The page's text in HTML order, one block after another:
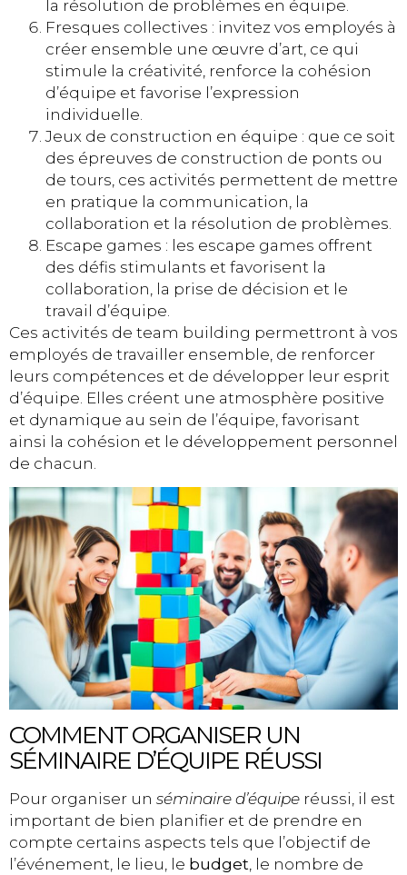
la résolution de problèmes en équipe.
Fresques collectives : invitez vos employés à
créer ensemble une œuvre d’art, ce qui
stimule la créativité, renforce la cohésion
d’équipe et favorise l’expression
individuelle.
Jeux de construction en équipe : que ce soit
des épreuves de construction de ponts ou
de tours, ces activités permettent de mettre
en pratique la communication, la
collaboration et la résolution de problèmes.
Escape games : les escape games offrent
des défis stimulants et favorisent la
collaboration, la prise de décision et le
travail d’équipe.
Ces activités de team building permettront à vos
employés de travailler ensemble, de renforcer
leurs compétences et de développer leur esprit
d’équipe. Elles créent une atmosphère positive
et dynamique au sein de l’équipe, favorisant
ainsi la cohésion et le développement personnel
de chacun.
COMMENT ORGANISER UN
SÉMINAIRE D’ÉQUIPE RÉUSSI
Pour organiser un séminaire d’équipe réussi, il est
important de bien planifier et de prendre en
compte certains aspects tels que l’objectif de
l’événement, le lieu, le budget, le nombre de